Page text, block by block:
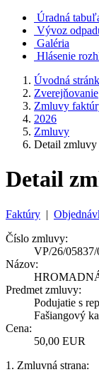
Úradná
Vývoz
Galéria
Hlásenie
Úvodná
Zverejňovanie
Zmluvy
2026
Zmluvy
Detail zmluvy
Detail
Faktúry |
Číslo zmluvy:
VP/26/05837/
Názov:
Predmet zmluvy:
Podujatie s
Fašiangový
Cena:
50,00 EUR
1. Zmluvná strana: